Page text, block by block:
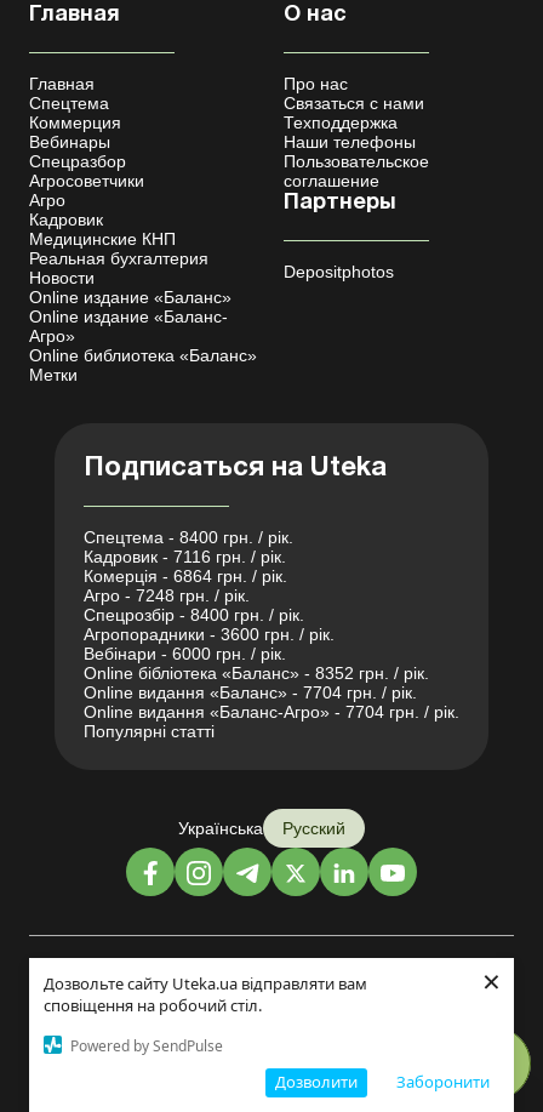
Дозвольте сайту Uteka.ua відправляти вам
сповіщення на робочий стіл.
Powered by SendPulse
Заборонити
Дозволити
×
Главная
Главная
Спецтема
Коммерция
Вебинары
Спецразбор
Агросоветчики
Агро
Кадровик
Медицинские КНП
Реальная бухгалтерия
Новости
Online издание «Баланс»
Online издание «Баланс-
Агро»
Online библиотека «Баланс»
Метки
О нас
Про нас
Связаться с нами
Техподдержка
Наши телефоны
Пользовательское
соглашение
Партнеры
Depositphotos
Подписаться на Uteka
Спецтема - 8400 грн. / рік.
Кадровик - 7116 грн. / рік.
Комерція - 6864 грн. / рік.
Агро - 7248 грн. / рік.
Спецрозбір - 8400 грн. / рік.
Агропорадники - 3600 грн. / рік.
Вебінари - 6000 грн. / рік.
Online бібліотека «Баланс» - 8352 грн. / рік.
Online видання «Баланс» - 7704 грн. / рік.
Online видання «Баланс-Агро» - 7704 грн. / рік.
Популярні статті
Українська Русский
Дизайн и разработка: